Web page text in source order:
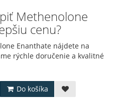
Methenolone
cenu?
Enanthate nájdete na
rýchle doručenie a kvalitné
Do košíka